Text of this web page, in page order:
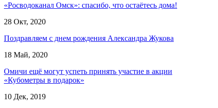
«Росводоканал Омск»: спасибо, что остаётесь дома!
28 Окт, 2020
Поздравляем с днем рождения Александра Жукова
18 Май, 2020
Омичи ещё могут успеть принять участие в акции
«Кубометры в подарок»
10 Дек, 2019